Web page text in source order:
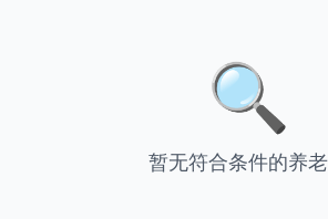
🔍
暂无符合条件的养